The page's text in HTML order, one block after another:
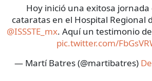
Hoy inició una exitosa jornada
cataratas en el Hospital Regional
@ISSSTE_mx. Aquí un testimonio
pic.twitter.com/
— Martí Batres (@martibatres)